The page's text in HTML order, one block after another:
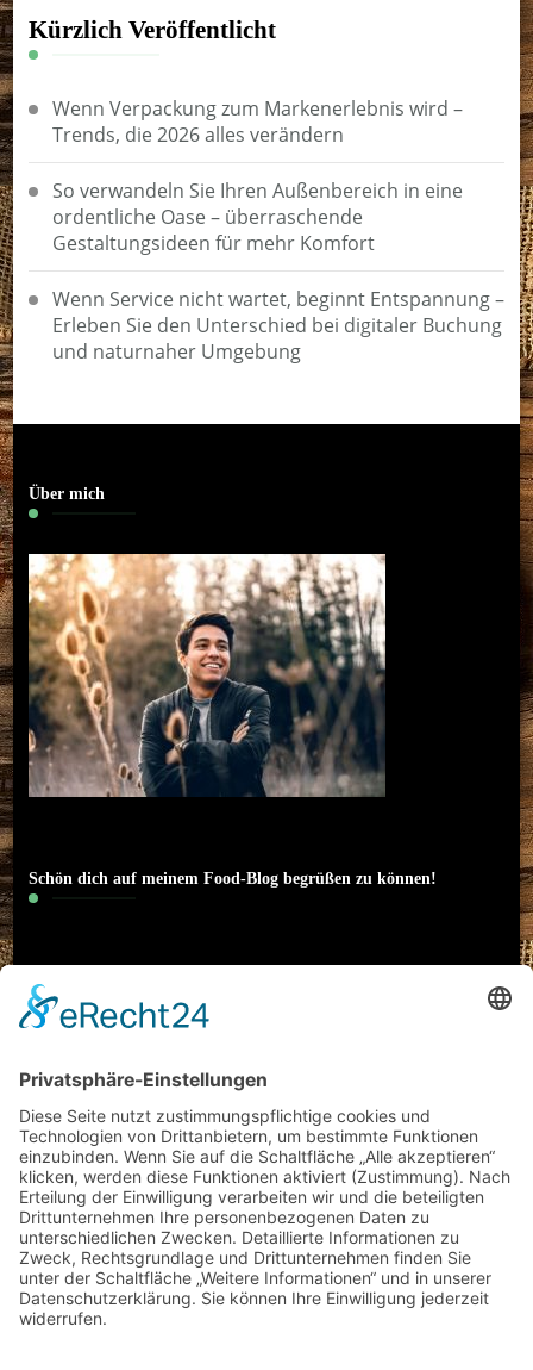
Kürzlich Veröffentlicht
Wenn Verpackung zum Markenerlebnis wird –
Trends, die 2026 alles verändern
So verwandeln Sie Ihren Außenbereich in eine
ordentliche Oase – überraschende
Gestaltungsideen für mehr Komfort
Wenn Service nicht wartet, beginnt Entspannung –
Erleben Sie den Unterschied bei digitaler Buchung
und naturnaher Umgebung
Über mich
Schön dich auf meinem Food-Blog begrüßen zu können!
Hallo! Ich heiße Nico und bin 22 Jahre alt. Ich
klassischer Musik auch besonders für das Thema
Essen. Literatur und Reisen haben meinen
kulinarischen Horizont erweitert. Ich möchte meine
Erfahrungen rund um Food-Trends und
(gesundes/kreatives) Kochen mit euch teilen und
freue mich auf einen regen Austausch mit euch!
Datenschutz